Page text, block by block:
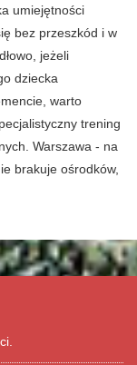
umiejętności
bez przeszkód i w
jeżeli
dziecka
warto
trening
Warszawa - na
brakuje ośrodków,